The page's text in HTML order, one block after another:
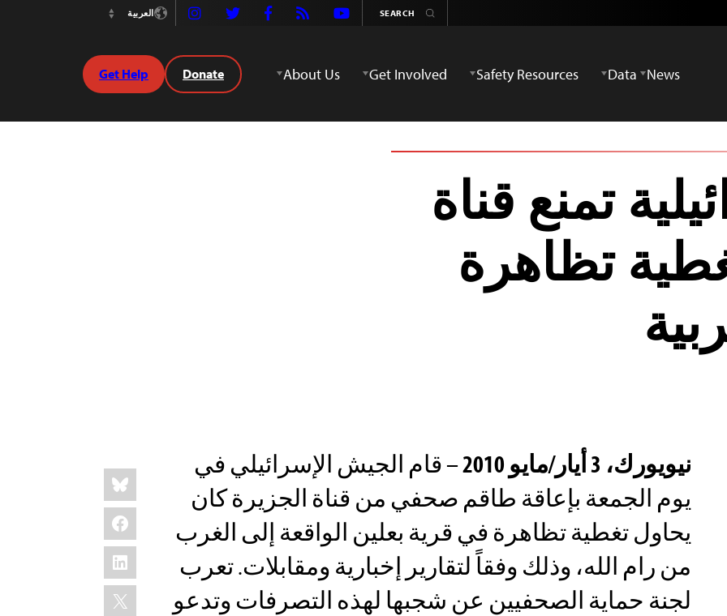
Youtube
Rss
Facebook
Twitter
Instagramالعربية
Switch
News
Data
Safety Resources
Get Involved
About Us
Donate
Get Help
تمنع قناة
تظاهرة
Share
this:
Bluesky
Facebook
LinkedIn
X
نيويورك، 3 أيار/مايو 2010
– قام الجيش الإسرائيلي في
يوم الجمعة بإعاقة طاقم صحفي من قناة الجزيرة كان
يحاول تغطية تظاهرة في قرية بعلين الواقعة إلى الغرب
من رام الله، وذلك وفقاً لتقارير إخبارية ومقابلات. تعرب
لجنة حماية الصحفيين عن شجبها لهذه التصرفات وتدعو